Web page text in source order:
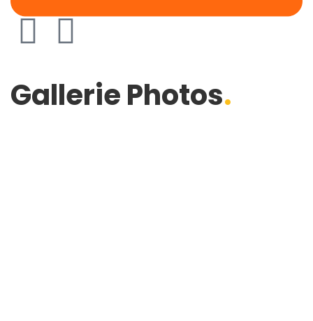
Gallerie Photos.